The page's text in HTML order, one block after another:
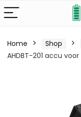
Home Shop
AHDBT-201 accu voor